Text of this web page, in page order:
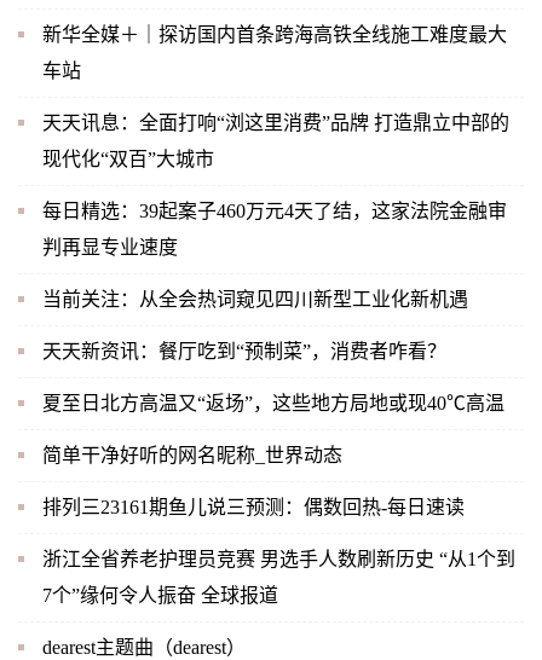
新华全媒＋｜探访国内首条跨海高铁全线施工难度最大
车站
天天讯息：全面打响“浏这里消费”品牌 打造鼎立中部的
现代化“双百”大城市
每日精选：39起案子460万元4天了结，这家法院金融审
判再显专业速度
当前关注：从全会热词窥见四川新型工业化新机遇
天天新资讯：餐厅吃到“预制菜”，消费者咋看？
夏至日北方高温又“返场”，这些地方局地或现40℃高温
简单干净好听的网名昵称_世界动态
排列三23161期鱼儿说三预测：偶数回热-每日速读
浙江全省养老护理员竞赛 男选手人数刷新历史 “从1个到
7个”缘何令人振奋 全球报道
dearest主题曲（dearest）